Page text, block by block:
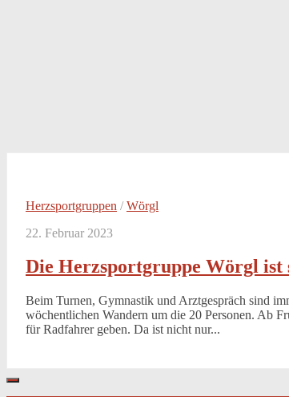
Herzsportgruppen /Wörgl
22. Februar 2023
Die Herzsportgruppe Wörgl ist
Beim Turnen, Gymnastik und Arztgespräch sind
wöchentlichen Wandern um die 20 Personen. Ab
für Radfahrer geben. Da ist nicht nur...